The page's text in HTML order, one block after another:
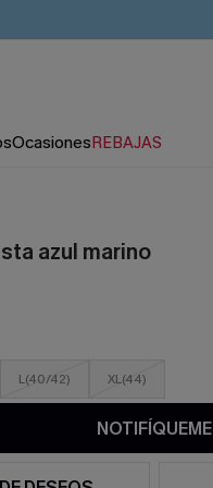
OcasionesREBAJAS
azul marino
L(40/42) XL(44)
NOTIFÍQUEME